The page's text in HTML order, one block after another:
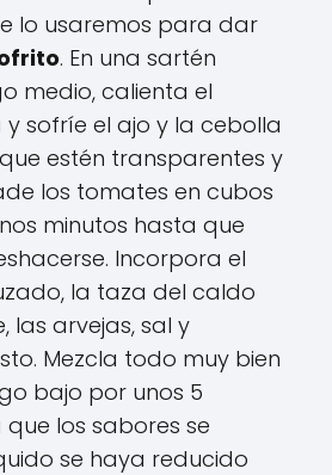
lo usaremos para dar
. En una sartén
medio, calienta el
sofríe el ajo y la cebolla
estén transparentes y
los tomates en cubos
minutos hasta que
Incorpora el
la taza del caldo
las arvejas, sal y
Mezcla todo muy bien
bajo por unos 5
los sabores se
se haya reducido